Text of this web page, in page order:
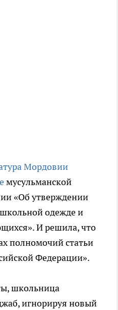
Мордовии
мусульманской
«Об утверждении
одежде и
И решила, что
полномочий статьи
Федерации».
школьница
игнорируя новый